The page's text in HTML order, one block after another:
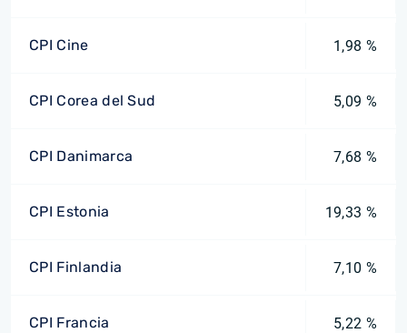
CPI Cine 1,98 %
CPI Corea del Sud 5,09 %
CPI Danimarca 7,68 %
CPI Estonia 19,33 %
CPI Finlandia 7,10 %
CPI Francia 5,22 %